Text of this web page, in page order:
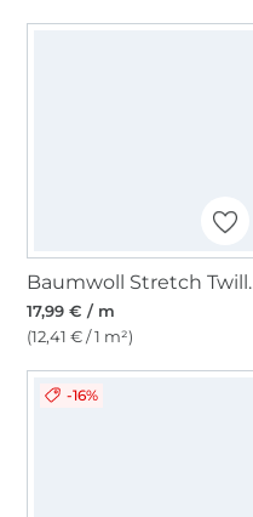
17,99 € / m
(12,41 € / 1 m²)
-16%